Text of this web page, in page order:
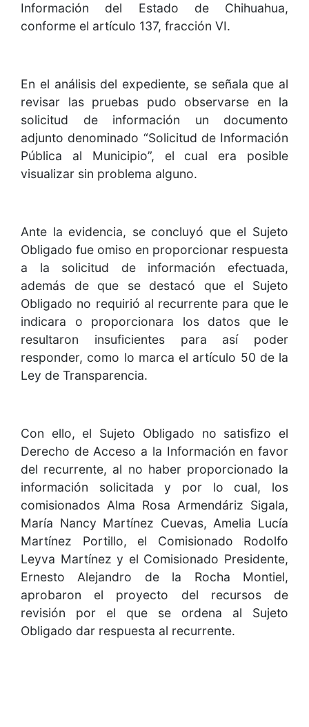
Información del Estado de Chihuahua,
conforme el artículo 137, fracción VI.
En el análisis del expediente, se señala que al
revisar las pruebas pudo observarse en la
solicitud de información un documento
adjunto denominado “Solicitud de Información
Pública al Municipio”, el cual era posible
visualizar sin problema alguno.
Ante la evidencia, se concluyó que el Sujeto
Obligado fue omiso en proporcionar respuesta
a la solicitud de información efectuada,
además de que se destacó que el Sujeto
Obligado no requirió al recurrente para que le
indicara o proporcionara los datos que le
resultaron insuficientes para así poder
responder, como lo marca el artículo 50 de la
Ley de Transparencia.
Con ello, el Sujeto Obligado no satisfizo el
Derecho de Acceso a la Información en favor
del recurrente, al no haber proporcionado la
información solicitada y por lo cual, los
comisionados Alma Rosa Armendáriz Sigala,
María Nancy Martínez Cuevas, Amelia Lucía
Martínez Portillo, el Comisionado Rodolfo
Leyva Martínez y el Comisionado Presidente,
Ernesto Alejandro de la Rocha Montiel,
aprobaron el proyecto del recursos de
revisión por el que se ordena al Sujeto
Obligado dar respuesta al recurrente.